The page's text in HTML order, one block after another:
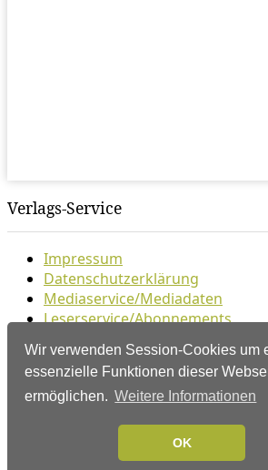
Wir verwenden Session-Cookies um
essenzielle Funktionen dieser
ermöglichen. Weitere Informationen
OK
Verlags-Service
Impressum
Datenschutzerklärung
Mediaservice/Mediadaten
Leserservice/Abonnements
Ihr ePaper-Abonnement
Folgen Sie uns